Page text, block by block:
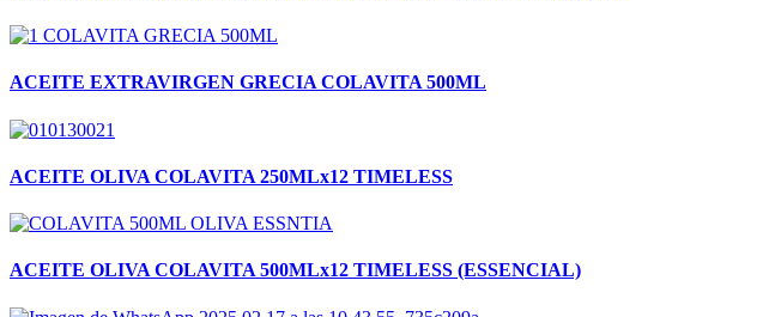
ACEITE EXTRAVIRGEN GRECIA COLAVITA 500ML
ACEITE OLIVA COLAVITA 250MLx12 TIMELESS
ACEITE OLIVA COLAVITA 500MLx12 TIMELESS (ESSENCIAL)